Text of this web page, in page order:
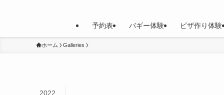
予約表 バギー体験 ピザ作り体験
ホーム Galleries
2022